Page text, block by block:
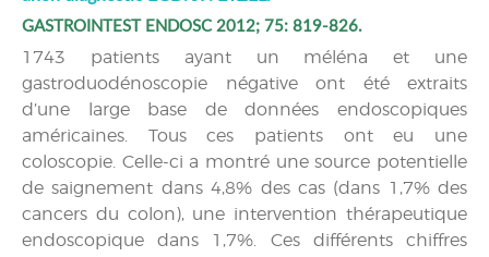
GASTROINTEST ENDOSC 2012; 75: 819-826.
1743 patients ayant un méléna et une
gastroduodénoscopie négative ont été extraits
d’une large base de données endoscopiques
américaines. Tous ces patients ont eu une
coloscopie. Celle-ci a montré une source potentielle
de saignement dans 4,8% des cas (dans 1,7% des
cancers du colon), une intervention thérapeutique
endoscopique dans 1,7%. Ces différents chiffres